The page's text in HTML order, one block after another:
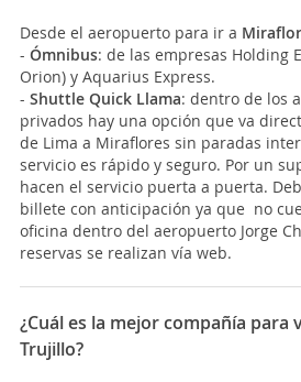
Desde el aeropuerto para ir a
- Ómnibus: de las empresas Holding
Orion) y Aquarius Express.
- Shuttle Quick Llama: dentro de los
privados hay una opción que va
de Lima a Miraflores sin paradas
servicio es rápido y seguro. Por un
hacen el servicio puerta a puerta.
billete con anticipación ya que no
oficina dentro del aeropuerto Jorge
reservas se realizan vía web.
¿Cuál es la mejor compañía para
Trujillo?